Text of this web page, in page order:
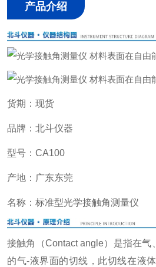
产品介绍
货期：现货
品牌：北斗仪器
型号：CA100
产地：广东东莞
名称：标准型光学接触角测量仪
接触角（Contact angle）是指在气
的气-液界面的切线，此切线在液